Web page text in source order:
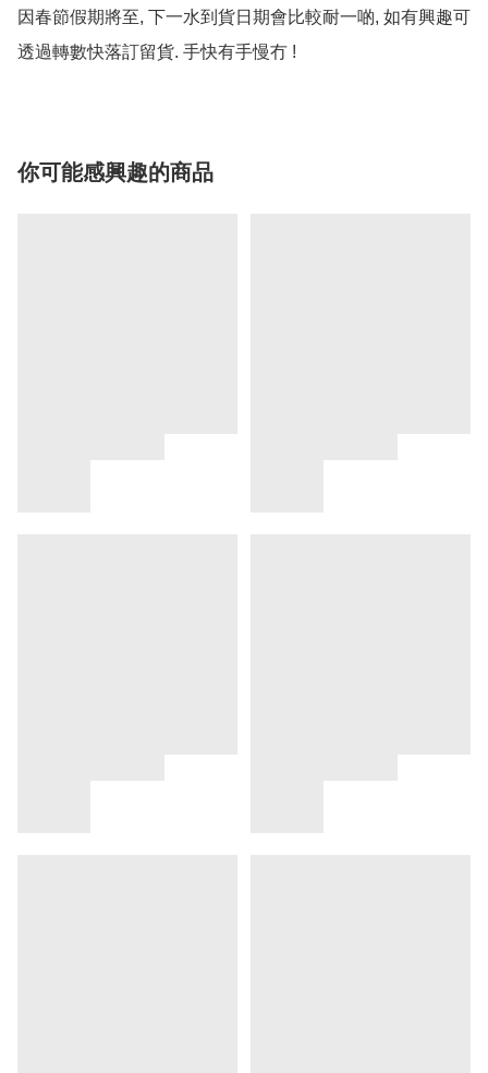
因春節假期將至, 下一水到貨日期會比較耐一啲, 如有興趣可
透過轉數快落訂留貨. 手快有手慢冇 !
你可能感興趣的商品